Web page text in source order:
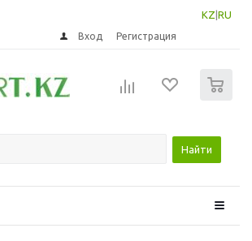
KZ RU
Вход Регистрация
Найти